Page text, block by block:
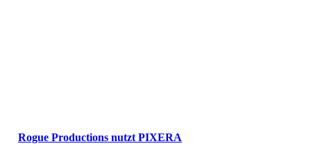
Rogue Productions nutzt PIXERA